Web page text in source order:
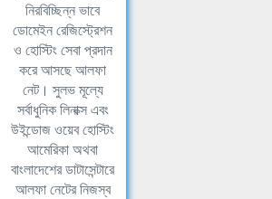
নিরবিচ্ছিন্ন ভাবে
ডোমেইন রেজিস্ট্রেশন
ও হোস্টিং সেবা প্রদান
করে আসছে আলফা
নেট। সুলভ মূল্যে
সর্বাধুনিক লিনাক্স এবং
উইন্ডোজ ওয়েব হোস্টিং
আমেরিকা অথবা
বাংলাদেশের ডাটাসেন্টারে
আলফা নেটের নিজস্ব